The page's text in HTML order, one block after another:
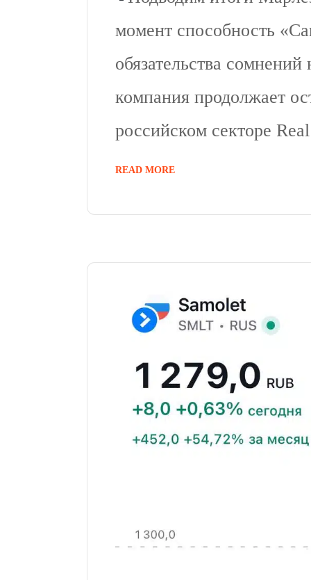
момент способность
обязательства
компания продолжает
российском секторе
READ MORE